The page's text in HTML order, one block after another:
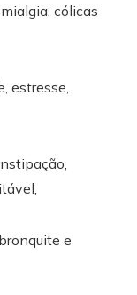
cólicas
estresse,
e